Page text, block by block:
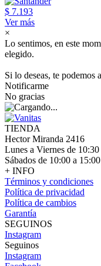
$ 7.193
Ver más
×
Lo sentimos, en este
elegido.
Si lo deseas, te podemos
Notificarme
No gracias
TIENDA
Hector Miranda 2416
Lunes a Viernes de
Sábados de 10:00 a 15:00
+ INFO
Términos y condiciones
Política de privacidad
Política de cambios
Garantía
SEGUINOS
Instagram
Seguinos
Instagram